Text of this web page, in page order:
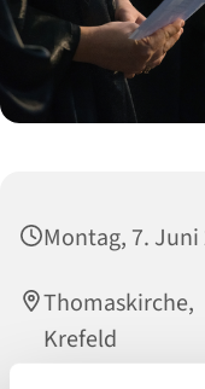
Montag, 7. Juni
Krefeld